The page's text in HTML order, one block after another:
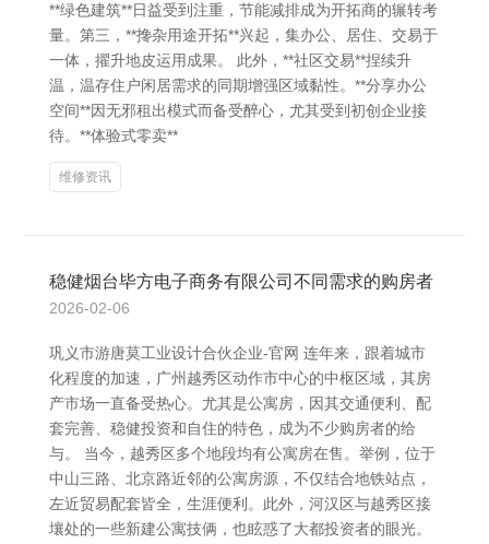
**绿色建筑**日益受到注重，节能减排成为开拓商的辗转考
量。第三，**搀杂用途开拓**兴起，集办公、居住、交易于
一体，擢升地皮运用成果。 此外，**社区交易**捏续升
温，温存住户闲居需求的同期增强区域黏性。**分享办公
空间**因无邪租出模式而备受醉心，尤其受到初创企业接
待。**体验式零卖**
维修资讯
稳健烟台毕方电子商务有限公司不同需求的购房者
2026-02-06
巩义市游唐莫工业设计合伙企业-官网 连年来，跟着城市
化程度的加速，广州越秀区动作市中心的中枢区域，其房
产市场一直备受热心。尤其是公寓房，因其交通便利、配
套完善、稳健投资和自住的特色，成为不少购房者的给
与。 当今，越秀区多个地段均有公寓房在售。举例，位于
中山三路、北京路近邻的公寓房源，不仅结合地铁站点，
左近贸易配套皆全，生涯便利。此外，河汉区与越秀区接
壤处的一些新建公寓技俩，也眩惑了大都投资者的眼光。